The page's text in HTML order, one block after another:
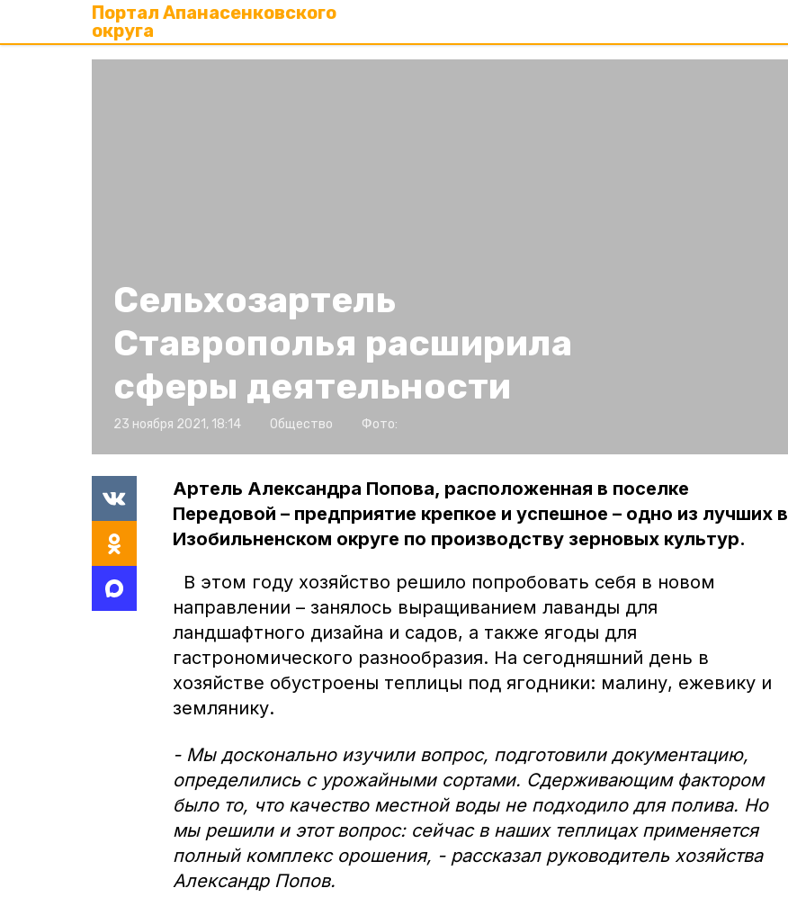
Портал Апанасенковского
округа
Сельхозартель
Ставрополья расширила
сферы деятельности
23 ноября 2021, 18:14 Общество Фото:
Артель Александра Попова, расположенная в поселке
Передовой – предприятие крепкое и успешное – одно из лучших в
Изобильненском округе по производству зерновых культур.
В этом году хозяйство решило попробовать себя в новом
направлении – занялось выращиванием лаванды для
ландшафтного дизайна и садов, а также ягоды для
гастрономического разнообразия. На сегодняшний день в
хозяйстве обустроены теплицы под ягодники: малину, ежевику и
землянику.
- Мы досконально изучили вопрос, подготовили документацию,
определились с урожайными сортами. Сдерживающим фактором
было то, что качество местной воды не подходило для полива. Но
мы решили и этот вопрос: сейчас в наших теплицах применяется
полный комплекс орошения, - рассказал руководитель хозяйства
Александр Попов.